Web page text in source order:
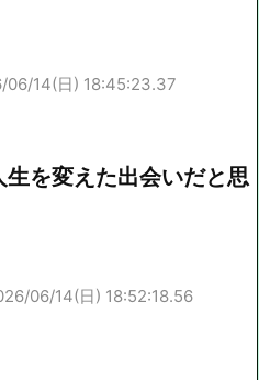
06/14(日) 18:45:23.37
を変えた出会いだと思
06/14(日) 18:52:18.56